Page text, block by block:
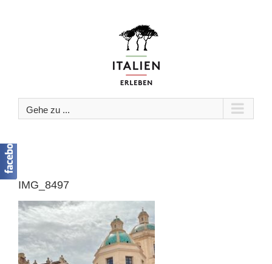
Gehe zu ...
IMG_8497